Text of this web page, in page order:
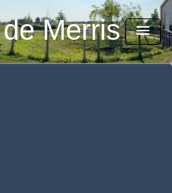
Merris menu